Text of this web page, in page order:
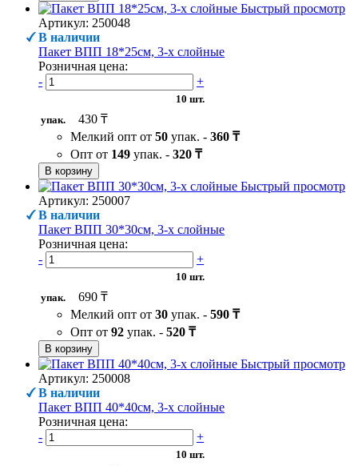
Быстрый просмотр
Артикул: 250048
В наличии
Пакет ВПП 18*25см, 3-х слойные
Розничная цена:
-
+
10 шт.
упак.
430 ₸
Мелкий опт от 50 упак. - 360 ₸
Опт от 149 упак. - 320 ₸
В корзину
Быстрый просмотр
Артикул: 250007
В наличии
Пакет ВПП 30*30см, 3-х слойные
Розничная цена:
-
+
10 шт.
упак.
690 ₸
Мелкий опт от 30 упак. - 590 ₸
Опт от 92 упак. - 520 ₸
В корзину
Быстрый просмотр
Артикул: 250008
В наличии
Пакет ВПП 40*40см, 3-х слойные
Розничная цена:
-
+
10 шт.